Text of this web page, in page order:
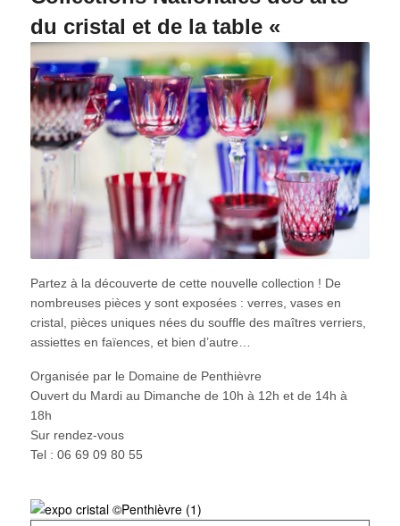
du cristal et de la table «
Partez à la découverte de cette nouvelle collection ! De
nombreuses pièces y sont exposées : verres, vases en
cristal, pièces uniques nées du souffle des maîtres verriers,
assiettes en faïences, et bien d’autre…
Organisée par le Domaine de Penthièvre
Ouvert du Mardi au Dimanche de 10h à 12h et de 14h à
18h
Sur rendez-vous
Tel : 06 69 09 80 55